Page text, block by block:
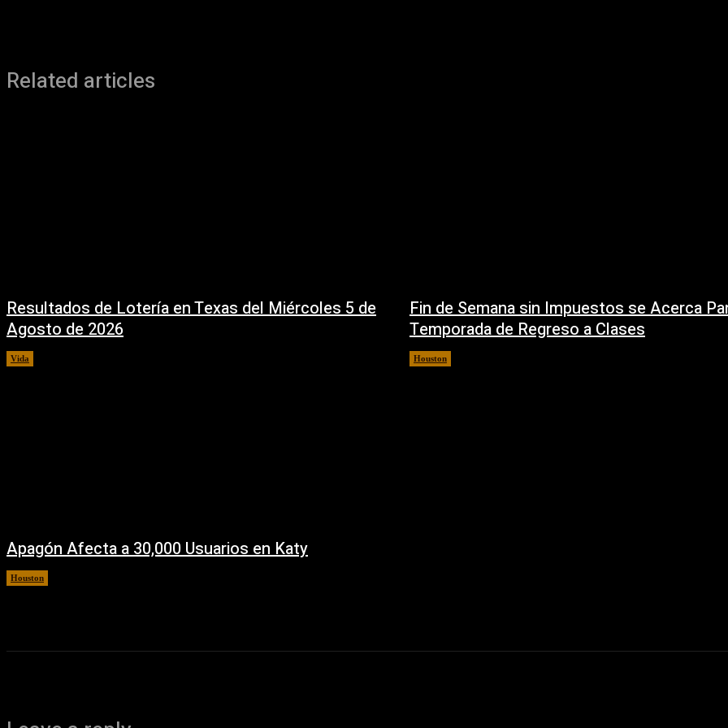
Related articles
Resultados de Lotería en Texas del Miércoles 5 de
Agosto de 2026
Vida
Fin de Semana sin Impuestos se Acerca
Temporada de Regreso a Clases
Houston
Apagón Afecta a 30,000 Usuarios en Katy
Houston